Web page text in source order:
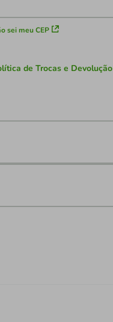
sei meu CEP
de Trocas e Devolução